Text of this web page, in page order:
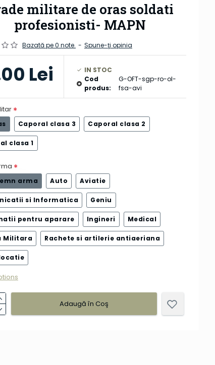
militare de oras soldati
profesionisti- MAPN
Bazată pe 0 note. - Spune-ţi opinia
Lei
IN STOC
Cod
produs:
G-OFT-sgp-ro-ol-
fsa-avi
Caporal clasa 3 Caporal clasa 2
clasa 1
arma Auto Aviatie
si Informatica Geniu
pentru aparare Ingineri Medical
Militara Rachete si artilerie antiaeriana
Adaugă în Coş